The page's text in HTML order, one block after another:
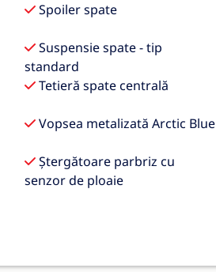
Spoiler spate
Suspensie spate - tip
standard
Tetieră spate centrală
Vopsea metalizată Arctic Blue
Ștergătoare parbriz cu
senzor de ploaie